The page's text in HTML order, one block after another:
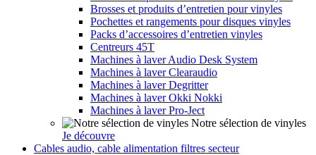
Brosses et produits d’entretien pour vinyles
Pochettes et rangements pour disques vinyles
Packs d’accessoires d’entretien vinyles
Centreurs 45T
Machines à laver Audio Desk System
Machines à laver Clearaudio
Machines à laver Degritter
Machines à laver Okki Nokki
Machines à laver Pro-Ject
Notre sélection de vinyles
Je découvre
Cables audio, cable alimentation filtres secteur